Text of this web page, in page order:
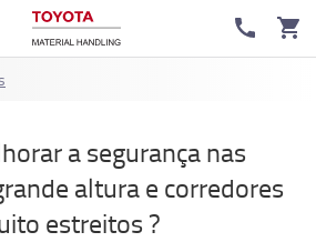
a segurança nas
altura e corredores
estreitos ?